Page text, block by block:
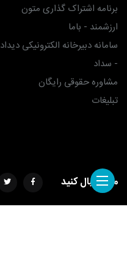
برنامه اشتراک گذاری متون
ارزشمند - باما
سامانه دبیرخانه الکترونیکی دیداد
- سداد
مشاوره حقوقی رایگان
تبلیغات
ما را دنبال کنید